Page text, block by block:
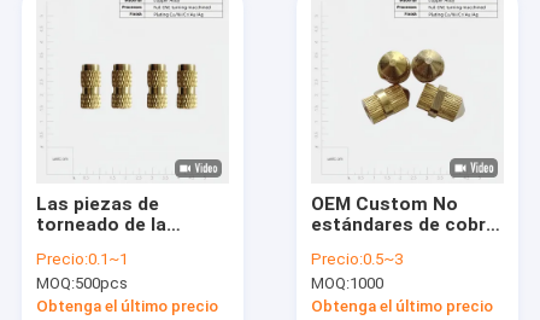
Los videos
Noticias
Las piezas de
torneado de la
manijas y perillas de
satén y acabado de
níquel de nueces de
Precio:0.1~1
MOQ:500pcs
Obtenga el último precio
OEM Custom No
estándares de cobre
tuerca CNC girar
torno de precisión de
mecanizado de
Precio:0.5~3
MOQ:1000
Obtenga el último precio